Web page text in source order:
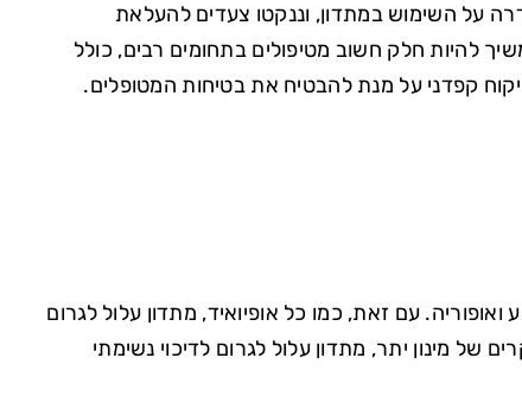
על השימוש במתדון, וננקטו צעדים להעלאת
להיות חלק חשוב מטיפולים בתחומים רבים, כולל
קפדני על מנת להבטיח את בטיחות המטופלים.
עם זאת, כמו כל אופיואיד, מתדון עלול לגרום
של מינון יתר, מתדון עלול לגרום לדיכוי נשימתי